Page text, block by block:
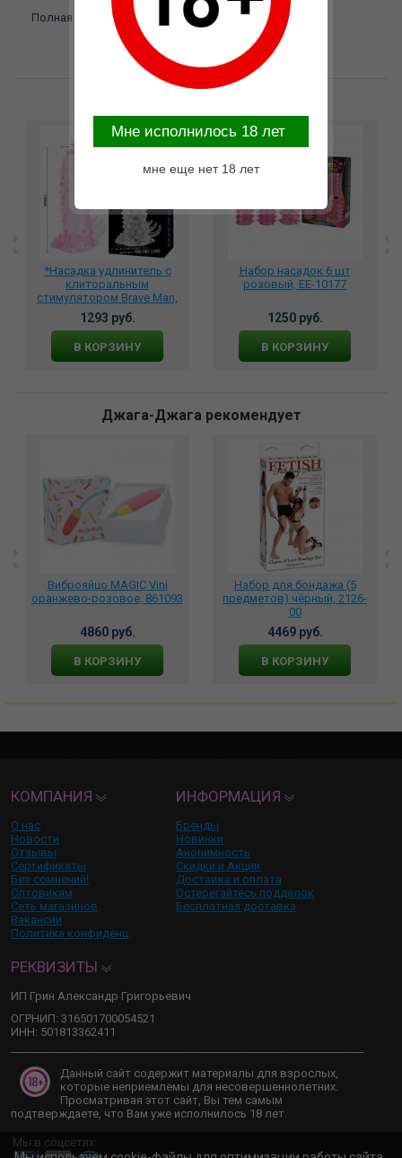
Полная длина 16,5 см, Ø 2,7-3,2 см. Материал: ТПЭ.
*Насадка удлинитель с
клиторальным
стимулятором Brave Man,
BI-026203-0702
1293 руб.
В КОРЗИНУ
Набор насадок 6 шт
розовый, EE-10177
1250 руб.
В КОРЗИНУ
Джага-Джага рекомендует
Виброяйцо MAGIC Vini
оранжево-розовое, 861093
4860 руб.
В КОРЗИНУ
Набор для бондажа (5
предметов) чёрный, 2126-
00
4469 руб.
В КОРЗИНУ
КОМПАНИЯ
О нас
Новости
Отзывы
Сертификаты
Без сомнений!
Оптовикам
Сеть магазинов
Вакансии
Политика конфиденц.
ИНФОРМАЦИЯ
Бренды
Новинки
Анонимность
Скидки и Акции
Доставка и оплата
Остерегайтесь подделок
Бесплатная доставка
РЕКВИЗИТЫ
ИП Грин Александр Григорьевич
ОГРНИП: 316501700054521
ИНН: 501813362411
Данный сайт содержит материалы для взрослых,
которые неприемлемы для несовершеннолетних.
Просматривая этот сайт, Вы тем самым
подтверждаете, что Вам уже исполнилось 18 лет.
Мы в соцсетях:
Mне исполнилось 18 лет
мне еще нет 18 лет